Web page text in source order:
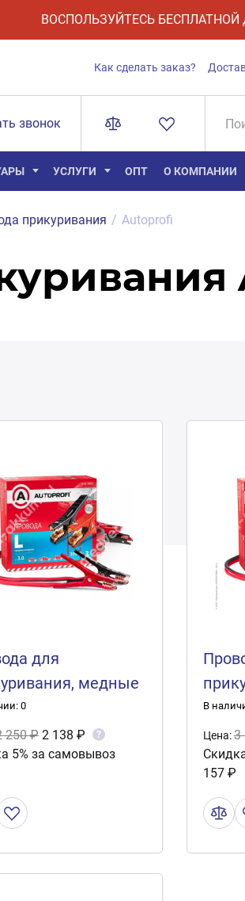
ВОСПОЛЬЗУЙТЕСЬ БЕСПЛАТНОЙ
Как сделать заказ?
звонок
УСЛУГИ ОПТ О КОМПАНИИ
прикуривания / Autoprofi
для
медные
3м,
в
кейсе
0
250 ₽ 2 138 ₽ ?
5% за самовывоз
В
Цена:3
157 ₽